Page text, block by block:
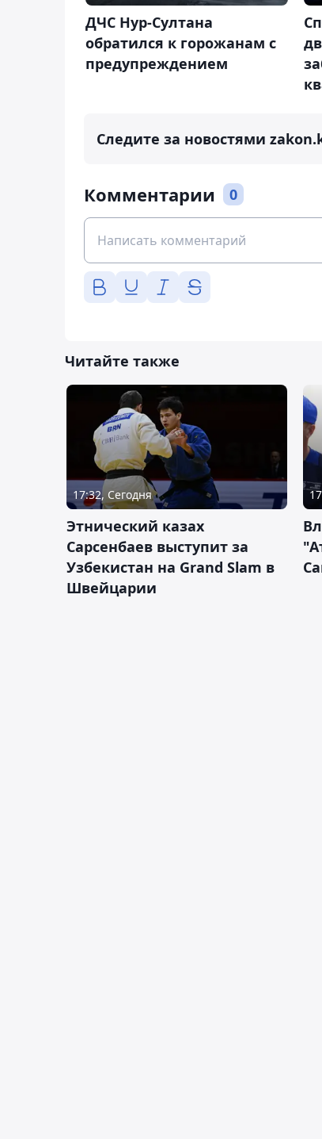
ДЧС Нур-Султана
обратился к горожанам с
предупреждением
Следите за новостями
Комментарии 0
Читайте также
17:32, Сегодня
Этнический казах
Сарсенбаев выступит за
Узбекистан на Grand Slam в
Швейцарии